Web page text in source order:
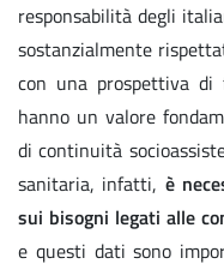
responsabilità degli
sostanzialmente
con una prospettiva
hanno un valore
di continuità
sanitaria, infatti, è
sui bisogni legati alle
e questi dati sono